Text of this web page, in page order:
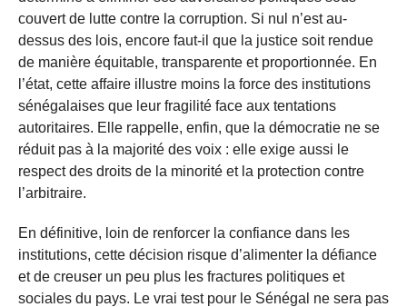
couvert de lutte contre la corruption. Si nul n’est au-
dessus des lois, encore faut-il que la justice soit rendue
de manière équitable, transparente et proportionnée. En
l’état, cette affaire illustre moins la force des institutions
sénégalaises que leur fragilité face aux tentations
autoritaires. Elle rappelle, enfin, que la démocratie ne se
réduit pas à la majorité des voix : elle exige aussi le
respect des droits de la minorité et la protection contre
l’arbitraire.
En définitive, loin de renforcer la confiance dans les
institutions, cette décision risque d’alimenter la défiance
et de creuser un peu plus les fractures politiques et
sociales du pays. Le vrai test pour le Sénégal ne sera pas